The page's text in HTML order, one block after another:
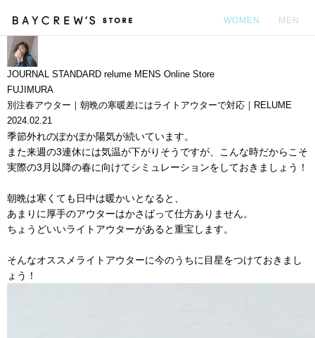
WOMEN MEN
JOURNAL STANDARD relume MENS Online Store
FUJIMURA
別注春アウター｜朝晩の寒暖差にはライトアウターで対応｜RELUME
2024.02.21
季節外れのぽかぽか陽気が続いています。
また来週の3連休には気温が下がりそうですが、こんな時だからこそ
実際の3月以降の春に向けてシミュレーションをしておきましょう！
朝晩は寒くても日中は暖かいとなると、
あまりに厚手のアウターはかさばって仕方ありません。
ちょうどいいライトアウターがあると重宝します。
そんなオススメライトアウターに今のうちに目星をつけておきまし
ょう！